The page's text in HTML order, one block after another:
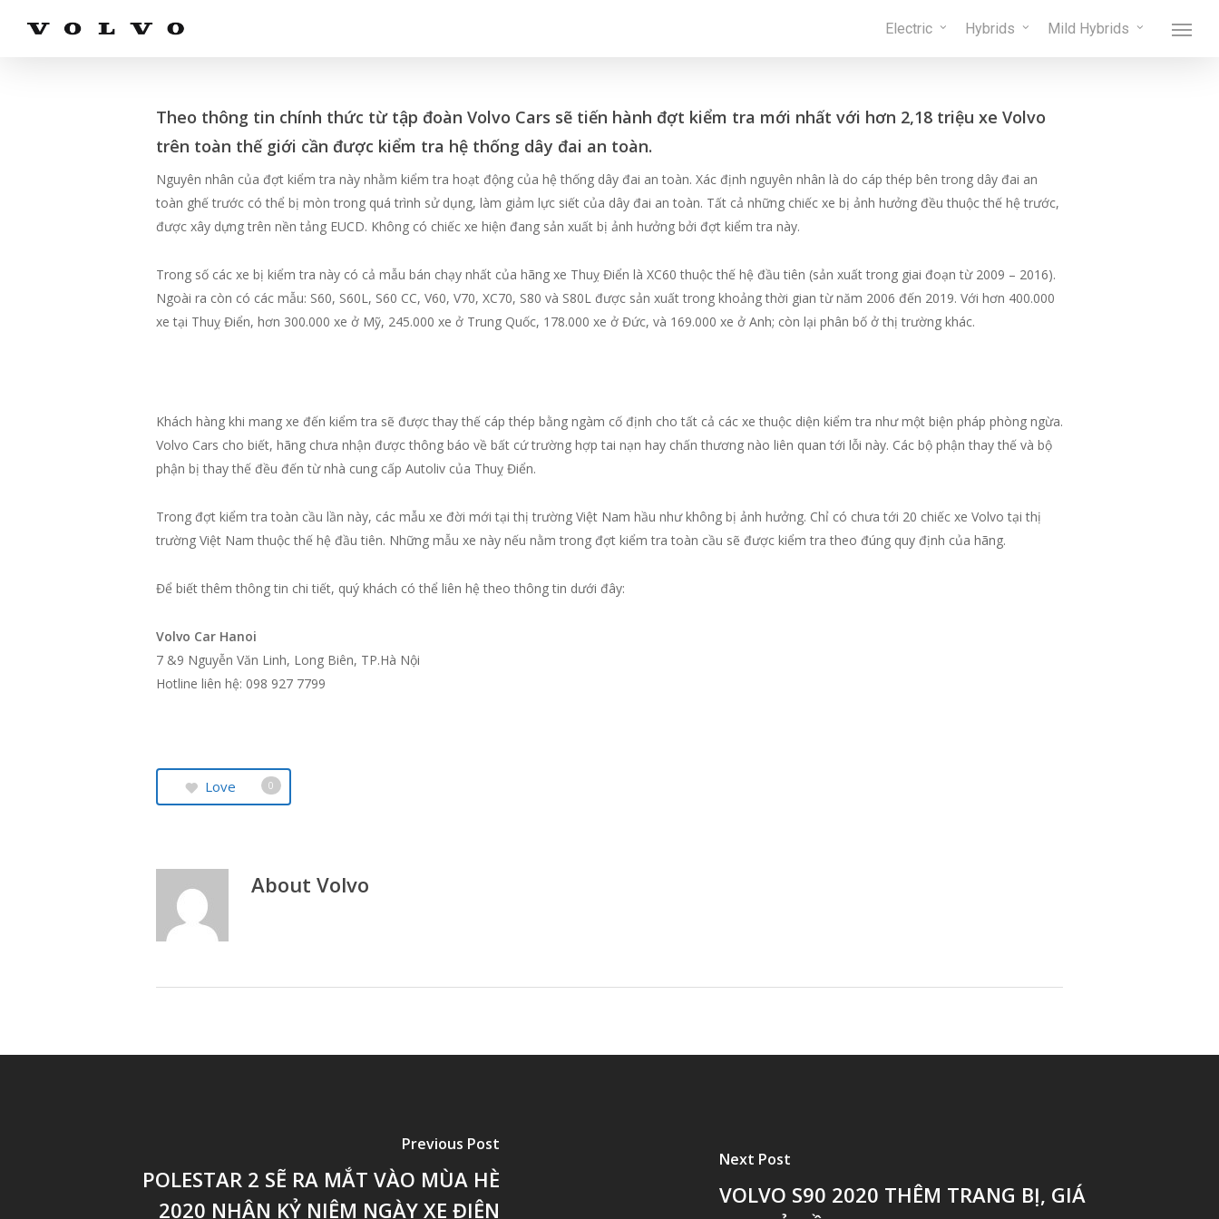
Electric Hybrids Mild Hybrids Menu
Theo thông tin chính thức từ tập đoàn Volvo Cars sẽ tiến hành đợt kiểm tra mới nhất với hơn 2,18 triệu xe Volvo
trên toàn thế giới cần được kiểm tra hệ thống dây đai an toàn.
Nguyên nhân của đợt kiểm tra này nhằm kiểm tra hoạt động của hệ thống dây đai an toàn. Xác định nguyên nhân là do cáp thép bên trong dây đai an
toàn ghế trước có thể bị mòn trong quá trình sử dụng, làm giảm lực siết của dây đai an toàn. Tất cả những chiếc xe bị ảnh hưởng đều thuộc thế hệ trước,
được xây dựng trên nền tảng EUCD. Không có chiếc xe hiện đang sản xuất bị ảnh hưởng bởi đợt kiểm tra này.
Trong số các xe bị kiểm tra này có cả mẫu bán chạy nhất của hãng xe Thuỵ Điển là XC60 thuộc thế hệ đầu tiên (sản xuất trong giai đoạn từ 2009 – 2016).
Ngoài ra còn có các mẫu: S60, S60L, S60 CC, V60, V70, XC70, S80 và S80L được sản xuất trong khoảng thời gian từ năm 2006 đến 2019. Với hơn 400.000
xe tại Thuỵ Điển, hơn 300.000 xe ở Mỹ, 245.000 xe ở Trung Quốc, 178.000 xe ở Đức, và 169.000 xe ở Anh; còn lại phân bố ở thị trường khác.
Khách hàng khi mang xe đến kiểm tra sẽ được thay thế cáp thép bằng ngàm cố định cho tất cả các xe thuộc diện kiểm tra như một biện pháp phòng ngừa.
Volvo Cars cho biết, hãng chưa nhận được thông báo về bất cứ trường hợp tai nạn hay chấn thương nào liên quan tới lỗi này. Các bộ phận thay thế và bộ
phận bị thay thế đều đến từ nhà cung cấp Autoliv của Thuỵ Điển.
Trong đợt kiểm tra toàn cầu lần này, các mẫu xe đời mới tại thị trường Việt Nam hầu như không bị ảnh hưởng. Chỉ có chưa tới 20 chiếc xe Volvo tại thị
trường Việt Nam thuộc thế hệ đầu tiên. Những mẫu xe này nếu nằm trong đợt kiểm tra toàn cầu sẽ được kiểm tra theo đúng quy định của hãng.
Để biết thêm thông tin chi tiết, quý khách có thể liên hệ theo thông tin dưới đây:
Volvo Car Hanoi
7 &9 Nguyễn Văn Linh, Long Biên, TP.Hà Nội
Hotline liên hệ: 098 927 7799
Love 0
About Volvo
Previous Post
POLESTAR 2 SẼ RA MẮT VÀO MÙA HÈ
2020 NHÂN KỶ NIỆM NGÀY XE ĐIỆN
Next Post
VOLVO S90 2020 THÊM TRANG BỊ, GIÁ